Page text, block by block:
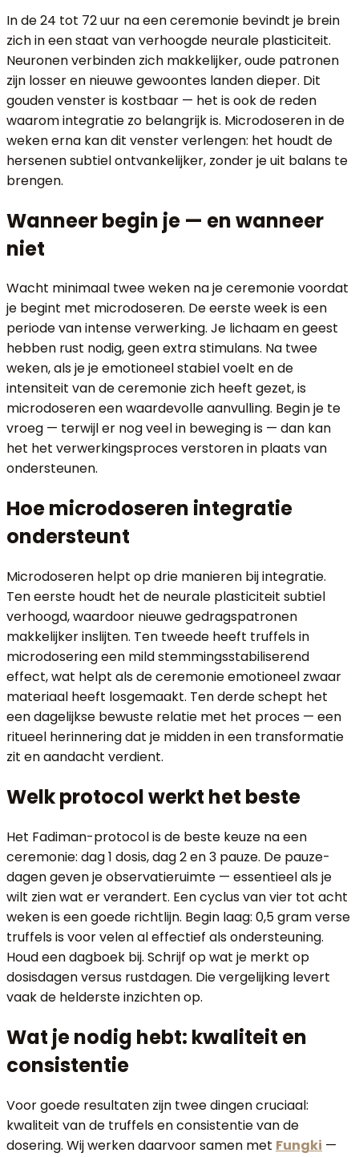
In de 24 tot 72 uur na een ceremonie bevindt je brein
zich in een staat van verhoogde neurale plasticiteit.
Neuronen verbinden zich makkelijker, oude patronen
zijn losser en nieuwe gewoontes landen dieper. Dit
gouden venster is kostbaar — het is ook de reden
waarom integratie zo belangrijk is. Microdoseren in de
weken erna kan dit venster verlengen: het houdt de
hersenen subtiel ontvankelijker, zonder je uit balans te
brengen.
Wanneer begin je — en wanneer
niet
Wacht minimaal twee weken na je ceremonie voordat
je begint met microdoseren. De eerste week is een
periode van intense verwerking. Je lichaam en geest
hebben rust nodig, geen extra stimulans. Na twee
weken, als je je emotioneel stabiel voelt en de
intensiteit van de ceremonie zich heeft gezet, is
microdoseren een waardevolle aanvulling. Begin je te
vroeg — terwijl er nog veel in beweging is — dan kan
het het verwerkingsproces verstoren in plaats van
ondersteunen.
Hoe microdoseren integratie
ondersteunt
Microdoseren helpt op drie manieren bij integratie.
Ten eerste houdt het de neurale plasticiteit subtiel
verhoogd, waardoor nieuwe gedragspatronen
makkelijker inslijten. Ten tweede heeft truffels in
microdosering een mild stemmingsstabiliserend
effect, wat helpt als de ceremonie emotioneel zwaar
materiaal heeft losgemaakt. Ten derde schept het
een dagelijkse bewuste relatie met het proces — een
ritueel herinnering dat je midden in een transformatie
zit en aandacht verdient.
Welk protocol werkt het beste
Het Fadiman-protocol is de beste keuze na een
ceremonie: dag 1 dosis, dag 2 en 3 pauze. De pauze-
dagen geven je observatieruimte — essentieel als je
wilt zien wat er verandert. Een cyclus van vier tot acht
weken is een goede richtlijn. Begin laag: 0,5 gram verse
truffels is voor velen al effectief als ondersteuning.
Houd een dagboek bij. Schrijf op wat je merkt op
dosisdagen versus rustdagen. Die vergelijking levert
vaak de helderste inzichten op.
Wat je nodig hebt: kwaliteit en
consistentie
Voor goede resultaten zijn twee dingen cruciaal:
kwaliteit van de truffels en consistentie van de
dosering. Wij werken daarvoor samen met Fungki —